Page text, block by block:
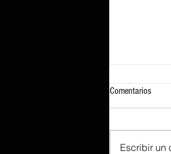
Comentarios
Escribir un